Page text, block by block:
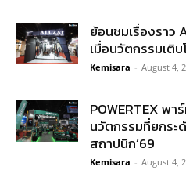
ย้อนชมเรื่องราว
เมื่อนวัตกรรมเติ
Kemisara - August 4,
POWERTEX พ
นวัตกรรมที่ยกระ
สถาปนิก’69
Kemisara - August 4,